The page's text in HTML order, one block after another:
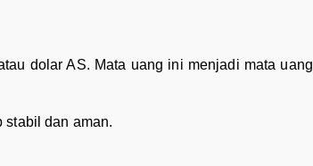
dolar AS. Mata uang ini menjadi mata uang
stabil dan aman.